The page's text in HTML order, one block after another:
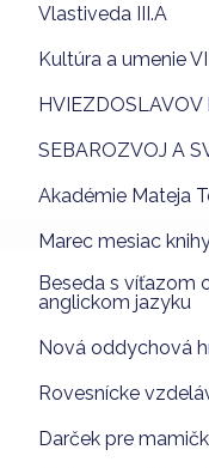
Vlastiveda III.A
Kultúra a umenie
HVIEZDOSLAVOV
SEBAROZVOJ A
Akadémie Mateja
Marec mesiac
Beseda s víťazom
anglickom jazyku
Nová oddychová
Rovesnícke
Darček pre